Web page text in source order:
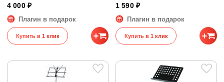
4 000 ₽
Плагин в подарок
Купить в 1 клик
1 590 ₽
Плагин в подарок
Купить в 1 клик